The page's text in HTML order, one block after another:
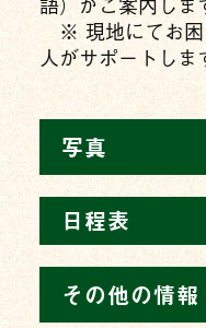
※ 現地にてお困
人がサポートしま
写真
日程表
その他の情報